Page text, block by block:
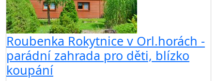
Roubenka Rokytnice v Orl.horách -
parádní zahrada pro děti, blízko
koupání